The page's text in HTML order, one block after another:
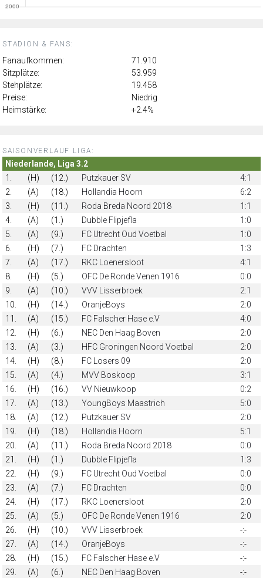
STADION & FANS:
Fanaufkommen:
71.910
Sitzplätze:
53.959
Stehplätze:
19.458
Preise:
Niedrig
Heimstärke:
+2.4%
SAISONVERLAUF LIGA:
Niederlande, Liga 3.2
1.
(H) (12.) Putzkauer SV
4:1
2.
(A) (18.) Hollandia Hoorn
6:2
3.
(H) (11.) Roda Breda Noord 2018
1:1
4.
(A) (1.) Dubble Flipjefla
1:0
5.
(A) (9.) FC Utrecht Oud Voetbal
1:0
6.
(H) (7.) FC Drachten
1:3
7.
(A) (17.) RKC Loenersloot
4:1
8.
(H) (5.) OFC De Ronde Venen 1916
0:0
9.
(A) (10.) VVV Lisserbroek
2:1
10.
(H) (14.) OranjeBoys
2:0
11.
(A) (15.) FC Falscher Hase e.V
4:0
12.
(H) (6.) NEC Den Haag Boven
2:0
13.
(A) (3.) HFC Groningen Noord Voetbal
2:0
14.
(H) (8.) FC Losers 09
2:0
15.
(A) (4.) MVV Boskoop
3:1
16.
(H) (16.) VV Nieuwkoop
0:2
17.
(A) (13.) YoungBoys Maastrich
5:0
18.
(A) (12.) Putzkauer SV
2:0
19.
(H) (18.) Hollandia Hoorn
5:1
20.
(A) (11.) Roda Breda Noord 2018
0:0
21.
(H) (1.) Dubble Flipjefla
1:3
22.
(H) (9.) FC Utrecht Oud Voetbal
0:0
23.
(A) (7.) FC Drachten
0:0
24.
(H) (17.) RKC Loenersloot
2:0
25.
(A) (5.) OFC De Ronde Venen 1916
2:0
26.
(H) (10.) VVV Lisserbroek
-:-
27.
(A) (14.) OranjeBoys
-:-
28.
(H) (15.) FC Falscher Hase e.V
-:-
29.
(A) (6.) NEC Den Haag Boven
-:-